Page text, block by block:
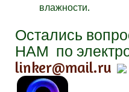
влажности.
Остались
НАМ по
linker@mail.ru